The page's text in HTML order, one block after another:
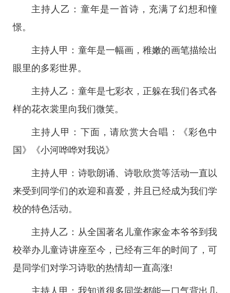
主持人乙：童年是一首诗，充满了幻想和憧
憬。
主持人甲：童年是一幅画，稚嫩的画笔描绘出
眼里的多彩世界。
主持人乙：童年是七彩衣，正躲在我们各式各
样的花衣裳里向我们微笑。
主持人甲：下面，请欣赏大合唱：《彩色中
国》《小河哗哗对我说》
主持人甲：诗歌朗诵、诗歌欣赏等活动一直以
来受到同学们的欢迎和喜爱，并且已经成为我们学
校的特色活动。
主持人乙：从全国著名儿童作家金本爷爷到我
校举办儿童诗讲座至今，已经有三年的时间了，可
是同学们对学习诗歌的热情却一直高涨!
主持人甲：我知道很多同学都能一口气背出几